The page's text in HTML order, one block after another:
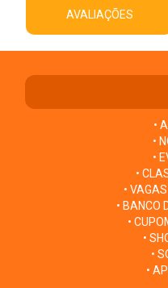
AVALIAÇÕES
•
•
•
•
•
• BANCO
•
•
•
•